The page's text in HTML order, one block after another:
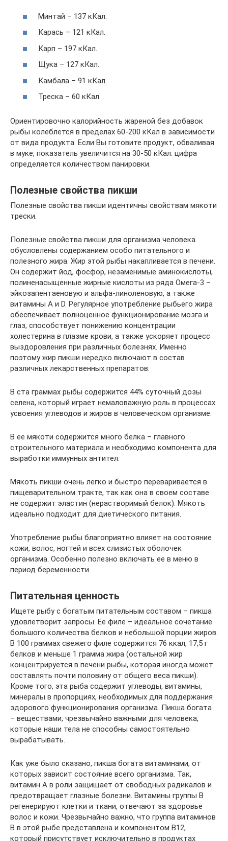
Минтай – 137 кКал.
Карась – 121 кКал.
Карп – 197 кКал.
Щука – 127 кКал.
Камбала – 91 кКал.
Треска – 60 кКал.
Ориентировочно калорийность жареной без добавок
рыбы колеблется в пределах 60-200 кКал в зависимости
от вида продукта. Если Вы готовите продукт, обваливая
в муке, показатель увеличится на 30-50 кКал: цифра
определяется количеством панировки.
Полезные свойства пикши
Полезные свойства пикши идентичны свойствам мякоти
трески.
Полезные свойства пикши для организма человека
обусловлены содержанием особо питательного и
полезного жира. Жир этой рыбы накапливается в печени.
Он содержит йод, фосфор, незаменимые аминокислоты,
полиненасыщенные жирные кислоты из ряда Омега-3 –
эйкозапентаеновую и альфа-линоленовую, а также
витамины А и D. Регулярное употребление рыбьего жира
обеспечивает полноценное функционирование мозга и
глаз, способствует понижению концентрации
холестерина в плазме крови, а также ускоряет процесс
выздоровления при различных болезнях. Именно
поэтому жир пикши нередко включают в состав
различных лекарственных препаратов.
В ста граммах рыбы содержится 44% суточный дозы
селена, который играет немаловажную роль в процессах
усвоения углеводов и жиров в человеческом организме.
В ее мякоти содержится много белка – главного
строительного материала и необходимо компонента для
выработки иммунных антител.
Мякоть пикши очень легко и быстро переваривается в
пищеварительном тракте, так как она в своем составе
не содержит эластин (нерастворимый белок). Мякоть
идеально подходит для диетического питания.
Употребление рыбы благоприятно влияет на состояние
кожи, волос, ногтей и всех слизистых оболочек
организма. Особенно полезно включать ее в меню в
период беременности.
Питательная ценность
Ищете рыбу с богатым питательным составом – пикша
удовлетворит запросы. Ее филе – идеальное сочетание
большого количества белков и небольшой порции жиров.
В 100 граммах свежего филе содержится 76 ккал, 17,5 г
белков и меньше 1 грамма жира (остальной жир
концентрируется в печени рыбы, которая иногда может
составлять почти половину от общего веса пикши).
Кроме того, эта рыба содержит углеводы, витамины,
минералы в пропорциях, необходимых для поддержания
здорового функционирования организма. Пикша богата
– веществами, чрезвычайно важными для человека,
которые наши тела не способны самостоятельно
вырабатывать.
Как уже было сказано, пикша богата витаминами, от
которых зависит состояние всего организма. Так,
витамин А в роли защищает от свободных радикалов и
предотвращает глазные болезни. Витамины группы В
регенерируют клетки и ткани, отвечают за здоровье
волос и кожи. Чрезвычайно важно, что группа витаминов
В в этой рыбе представлена и компонентом В12,
который присутствует исключительно в продуктах